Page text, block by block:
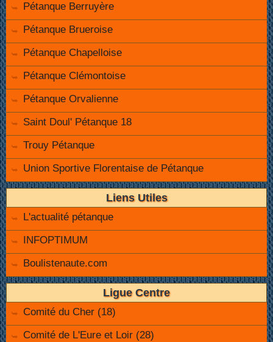
Pétanque Berruyère
Pétanque Brueroise
Pétanque Chapelloise
Pétanque Clémontoise
Pétanque Orvalienne
Saint Doul' Pétanque 18
Trouy Pétanque
Union Sportive Florentaise de Pétanque
Liens Utiles
L'actualité pétanque
INFOPTIMUM
Boulistenaute.com
Ligue Centre
Comité du Cher (18)
Comité de L'Eure et Loir (28)